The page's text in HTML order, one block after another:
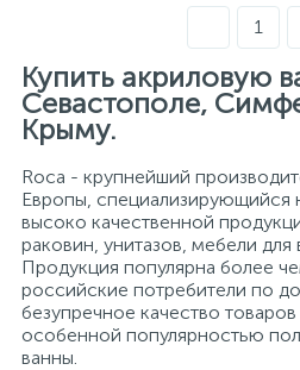
1
Купить акриловую
Севастополе,
Крыму.
Roca - крупнейший
Европы, специализирующийся
высоко качественной
раковин, унитазов, мебели
Продукция популярна более
российские потребители по
безупречное качество
особенной популярностью
ванны.